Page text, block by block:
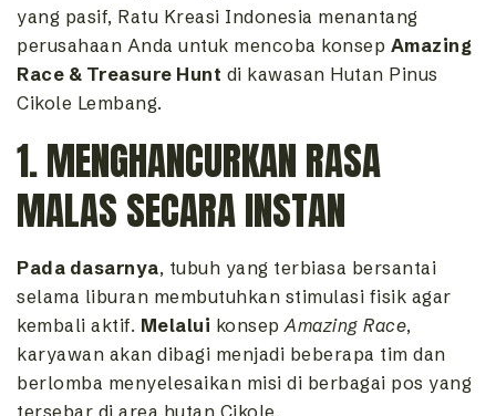
yang pasif, Ratu Kreasi Indonesia menantang
perusahaan Anda untuk mencoba konsep Amazing
Race & Treasure Hunt di kawasan Hutan Pinus
Cikole Lembang.
1. MENGHANCURKAN RASA
MALAS SECARA INSTAN
Pada dasarnya, tubuh yang terbiasa bersantai
selama liburan membutuhkan stimulasi fisik agar
kembali aktif. Melalui konsep Amazing Race,
karyawan akan dibagi menjadi beberapa tim dan
berlomba menyelesaikan misi di berbagai pos yang
tersebar di area hutan Cikole.